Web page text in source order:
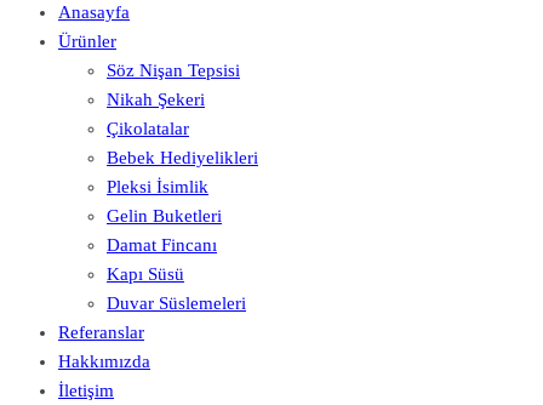
Anasayfa
Ürünler
Söz Nişan Tepsisi
Nikah Şekeri
Çikolatalar
Bebek Hediyelikleri
Pleksi İsimlik
Gelin Buketleri
Damat Fincanı
Kapı Süsü
Duvar Süslemeleri
Referanslar
Hakkımızda
İletişim